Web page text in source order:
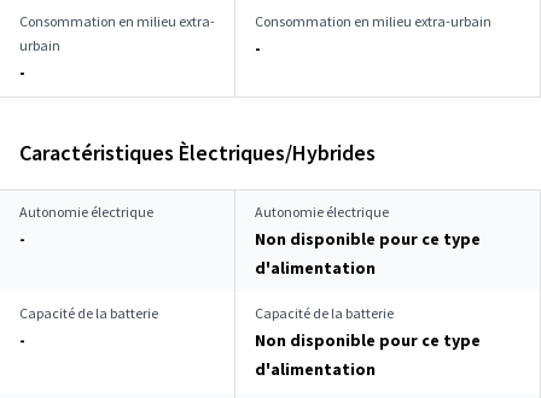
Consommation en milieu extra-
urbain
-
Consommation en milieu extra-urbain
-
Caractéristiques Èlectriques/Hybrides
Autonomie électrique
-
Autonomie électrique
Non disponible pour ce type
d'alimentation
Capacité de la batterie
-
Capacité de la batterie
Non disponible pour ce type
d'alimentation